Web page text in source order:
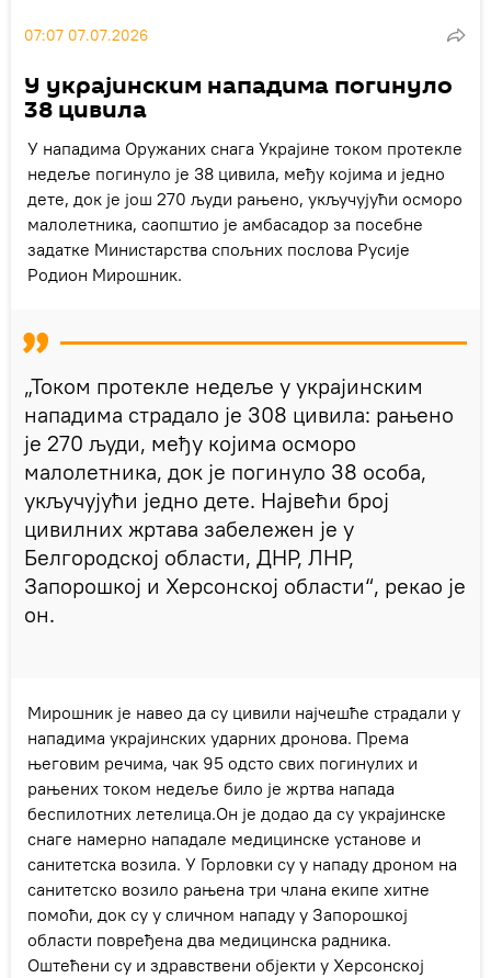
07:07 07.07.2026
У украјинским нападима погинуло
38 цивила
У нападима Оружаних снага Украјине током протекле
недеље погинуло је 38 цивила, међу којима и једно
дете, док је још 270 људи рањено, укључујући осморо
малолетника, саопштио је амбасадор за посебне
задатке Министарства спољних послова Русије
Родион Мирошник.
„Током протекле недеље у украјинским
нападима страдало је 308 цивила: рањено
је 270 људи, међу којима осморо
малолетника, док је погинуло 38 особа,
укључујући једно дете. Највећи број
цивилних жртава забележен је у
Белгородској области, ДНР, ЛНР,
Запорошкој и Херсонској области“, рекао је
он.
Мирошник је навео да су цивили најчешће страдали у
нападима украјинских ударних дронова. Према
његовим речима, чак 95 одсто свих погинулих и
рањених током недеље било је жртва напада
беспилотних летелица.Он је додао да су украјинске
снаге намерно нападале медицинске установе и
санитетска возила. У Горловки су у нападу дроном на
санитетско возило рањена три члана екипе хитне
помоћи, док су у сличном нападу у Запорошкој
области повређена два медицинска радника.
Оштећени су и здравствени објекти у Херсонској